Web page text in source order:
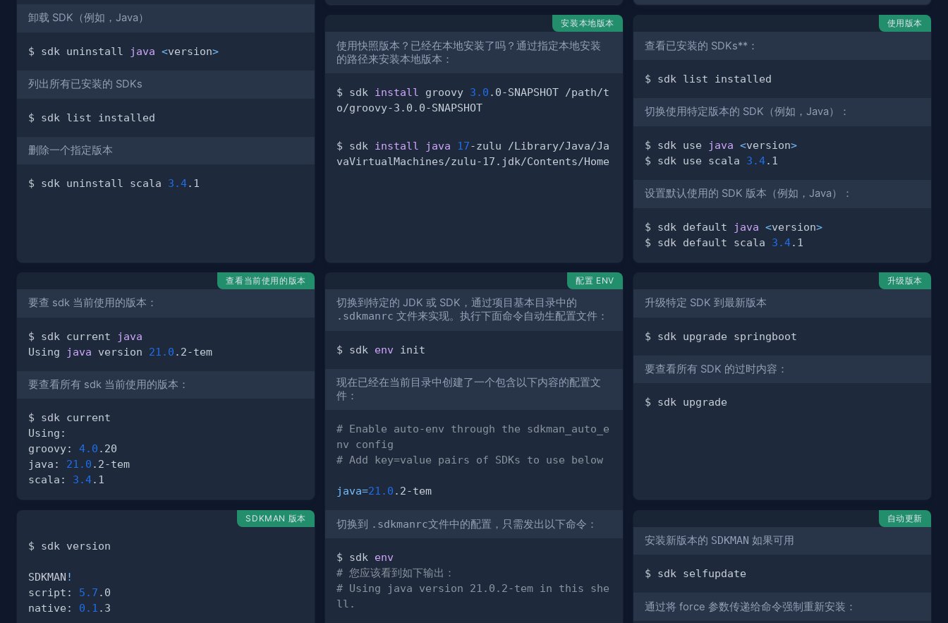
卸载 SDK（例如，Java）
$ sdk uninstall java <version>
列出所有已安装的 SDKs
删除一个指定版本
$ sdk uninstall scala 3.4
安装本地版本
使用快照版本？已经在本地安装了吗？通过指定本地安装
的路径来安装本地版本：
$ sdk install groovy 3.0 .0-SNAPSHOT /path/t
$ sdk install java 17-zulu /Library/Java/Ja
使用版本
查看已安装的 SDKs**：
切换使用特定版本的 SDK（例如，Java）：
$ sdk use java <version>
$ sdk use scala 3.4
设置默认使用的 SDK 版本（例如，Java）：
$ sdk default java <version>
$ sdk default scala 3.4
查看当前使用的版本
要查 sdk 当前使用的版本：
$ sdk current
java
Using
java version 21.0
要查看所有 sdk 当前使用的版本：
groovy: 4.0
java: 21.0
scala: 3.4
配置 ENV
切换到特定的 JDK 或 SDK，通过项目基本目录中的
.sdkmanrc 文件来实现。执行下面命令自动生配置文件：
$ sdk env
现在已经在当前目录中创建了一个包含以下内容的配置文
件：
# Enable auto-env through the sdkman_auto_e
nv config
# Add key=value pairs of SDKs to use below
java=21.0
切换到 .sdkmanrc文件中的配置，只需发出以下命令：
$ sdk env
# 您应该看到如下输出：
# Using java version 21.0.2-tem in this she
ll.
升级版本
升级特定 SDK 到最新版本
要查看所有 SDK 的过时内容：
SDKMAN 版本
SDKMAN !
script: 5.7
native: 0.1
自动更新
安装新版本的 SDKMAN 如果可用
通过将 force 参数传递给命令强制重新安装：